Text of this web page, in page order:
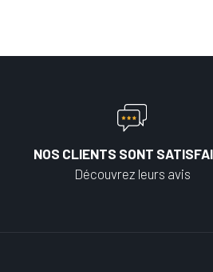
NOS CLIENTS SONT
Découvrez leurs avis